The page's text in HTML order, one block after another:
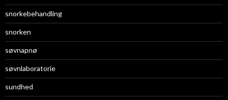
snorkebehandling
snorken
søvnapnø
søvnlaboratorie
sundhed